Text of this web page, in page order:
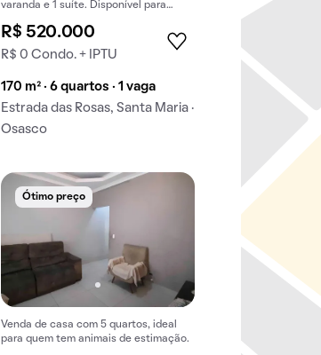
varanda e 1 suíte. Disponível para
única na venda.
R$ 520.000
R$ 0 Condo. + IPTU
170 m² · 6 quartos · 1 vaga
Estrada das Rosas, Santa Maria ·
Osasco
Ótimo preço
Venda de casa com 5 quartos, ideal
para quem tem animais de estimação.